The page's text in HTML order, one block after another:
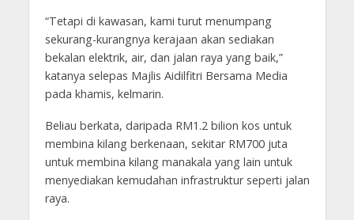
“Tetapi di kawasan, kami turut menumpang
sekurang-kurangnya kerajaan akan sediakan
bekalan elektrik, air, dan jalan raya yang baik,”
katanya selepas Majlis Aidilfitri Bersama Media
pada khamis, kelmarin.
Beliau berkata, daripada RM1.2 bilion kos untuk
membina kilang berkenaan, sekitar RM700 juta
untuk membina kilang manakala yang lain untuk
menyediakan kemudahan infrastruktur seperti jalan
raya.